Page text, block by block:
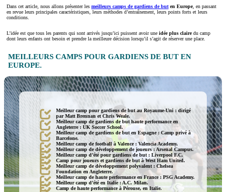
Dans cet article, nous allons présenter les meilleurs camps de gardiens de but en Europe, en passant
en revue leurs principales caractéristiques, leurs méthodes d’entraînement, leurs points forts et leurs
conditions.
L’idée est que tous les parents qui sont arrivés jusqu’ici puissent avoir une idée plus clairedu camp
dont leurs enfants ont besoin et prendre la meilleure décision lorsqu’il s’agit de réserver une place.
MEILLEURS CAMPS POUR GARDIENS DE BUT EN
EUROPE.
Meilleur camp pour gardiens de but au Royaume-Uni : dirigé
par Matt Brennan et Chris Weale.
Meilleur camp de gardiens de but haute performance en
Angleterre : UK Soccer School.
Meilleur camp de gardiens de but en Espagne : Camp privé à
Barcelone.
Meilleur camp de football à Valence : Valencia Academy.
Meilleur camp de développement de joueurs : Arsenal Campus.
Meilleur camp d’été pour gardiens de but : Liverpool F.C.
Camp pour joueurs et gardiens de but à West Ham United.
Meilleur camp de développement polyvalent : Chelsea
Foundation en Angleterre.
Meilleur camp de haute performance en France : PSG Academy.
Meilleur camp d’été en Italie : A.C. Milan.
Camp de haute performance à Pérouse, en Italie.